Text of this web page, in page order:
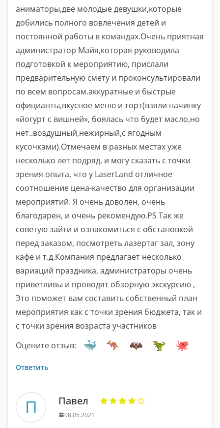
аниматоры,две молодые девушки,которые
добились полного вовлечения детей и
постоянной работы в командах.Очень приятная
администратор Майя,которая руководила
подготовкой к мероприятию, прислали
предварительную смету и проконсультировали
по всем вопросам.аккуратные и быстрые
официанты,вкусное меню и торт(взяли начинку
«йогурт с вишней», боялась что будет масло,но
нет..воздушный,нежирный,с ягодным
кусочками).Отмечаем в разных местах уже
несколько лет подряд, и могу сказать с точки
зрения опыта, что у LaserLand отличное
соотношение цена-качество для организации
мероприятий. Я очень доволен, очень
благодарен, и очень рекомендую.PS Так же
советую зайти и ознакомиться с обстановкой
перед заказом, посмотреть лазертаг зал, зону
кафе и т.д.Компания предлагает несколько
вариаций праздника, администраторы очень
приветливы и проводят обзорную экскурсию ,
Это поможет вам составить собственный план
мероприятия как с точки зрения бюджета, так и
с точки зрения возраста участников
Оцените отзыв:
Ответить
П Павел
08.05.2021